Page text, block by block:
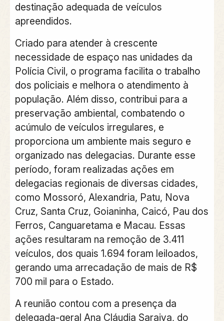
destinação adequada de veículos
apreendidos.
Criado para atender à crescente
necessidade de espaço nas unidades da
Polícia Civil, o programa facilita o trabalho
dos policiais e melhora o atendimento à
população. Além disso, contribui para a
preservação ambiental, combatendo o
acúmulo de veículos irregulares, e
proporciona um ambiente mais seguro e
organizado nas delegacias. Durante esse
período, foram realizadas ações em
delegacias regionais de diversas cidades,
como Mossoró, Alexandria, Patu, Nova
Cruz, Santa Cruz, Goianinha, Caicó, Pau dos
Ferros, Canguaretama e Macau. Essas
ações resultaram na remoção de 3.411
veículos, dos quais 1.694 foram leiloados,
gerando uma arrecadação de mais de R$
700 mil para o Estado.
A reunião contou com a presença da
delegada-geral Ana Cláudia Saraiva, do